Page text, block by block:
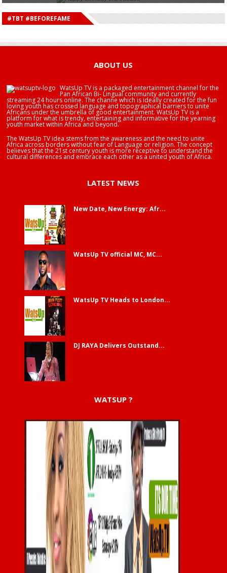
HAPPY BIRTHDAY DEE MONEEY
HAPPY BIRTHDAY STONEBWOY
HAPPY BIRTHDAY SALIFU
HAPPY BIRTHDAY JOHN DUMELO
#TBT #BEFOREFAME
ABOUT US
WatsUp TV is a packaged entertainment channel for the
Pan African Bi- Lingual community and currently
streaming 24 hours online. The channe which is ideally created for the fun
loving youth has crossed language and topographical barriers to unite
Africans under the umbrella of good entertainment. WatsUp TV is a
platform for what is trendy, entertaining and informative for the yearning
youth market within Africa and beyond.
The WatsUp TV idea stems from the awareness and the need to unite
Africa across borders without fear of Language or religion. The concept
believes that the 21st century youth is more receptive to understand the
cultural differences and embrace each other as a united youth of Africa.
LATEST NEWS
New Date, New Energy: Afr...
WatsUp TV official MC, MC...
WatsUp TV Heads to London...
DJ RAYA Delivers Outstand...
WATSUP ?